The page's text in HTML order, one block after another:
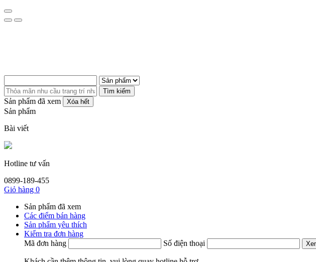
Tìm kiếm
Sản phẩm đã xem Xóa hết
Sản phẩm
Bài viết
Hotline tư vấn
0899-189-455
Giỏ hàng 0
Sản phẩm đã xem
Các điểm bán hàng
Sản phẩm yêu thích
Kiểm tra đơn hàng
Mã đơn hàng
Số điện thoại